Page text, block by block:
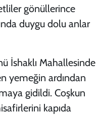
gönüllerince
duygu dolu anlar
İshaklı Mahallesinde
yemeğin ardından
gidildi. Coşkun
kapıda